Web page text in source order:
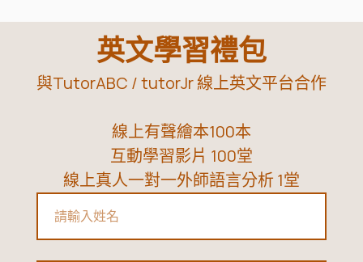
英文學習禮包
與TutorABC / tutorJr 線上英文平台合作
線上有聲繪本100本
互動學習影片 100堂
線上真人一對一外師語言分析 1堂